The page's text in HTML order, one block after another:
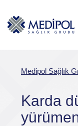
Medipol Sağlık
Karda